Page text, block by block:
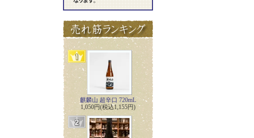
麒麟山 超辛口 720mL
1,050円(税込1,155円)